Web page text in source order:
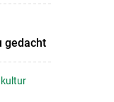
gedacht